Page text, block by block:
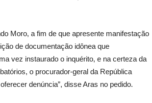
Moro, a fim de que apresente manifestação
de documentação idônea que
vez instaurado o inquérito, e na certeza da
o procurador-geral da República
denúncia”, disse Aras no pedido.